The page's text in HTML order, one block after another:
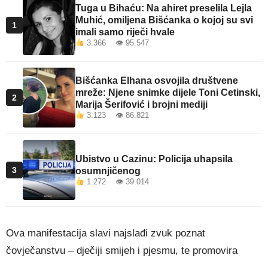
1
Tuga u Bihaću: Na ahiret preselila Lejla
Muhić, omiljena Bišćanka o kojoj su svi
imali samo riječi hvale
3.366 👁 95.547
2
Bišćanka Elhana osvojila društvene
mreže: Njene snimke dijele Toni Cetinski,
Marija Šerifović i brojni mediji
3.123 👁 86.821
3
Ubistvo u Cazinu: Policija uhapsila
osumnjičenog
1.272 👁 39.014
Ova manifestacija slavi najslađi zvuk poznat
čovječanstvu – dječiji smijeh i pjesmu, te promovira